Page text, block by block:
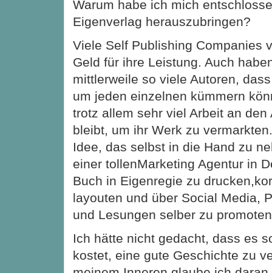
Warum habe ich mich
Eigenverlag herauszubringen?
Viele Self Publishing Companies
Geld für ihre Leistung. Auch
mittlerweile so viele Autoren,
um jeden einzelnen kümmern
trotz allem sehr viel Arbeit an den
bleibt, um ihr Werk zu
Idee, das selbst in die Hand zu
einer tollenMarketing Agentur in
Buch in Eigenregie zu
layouten und über Social Media,
und Lesungen selber zu
Ich hätte nicht gedacht, dass es
kostet, eine gute Geschichte zu